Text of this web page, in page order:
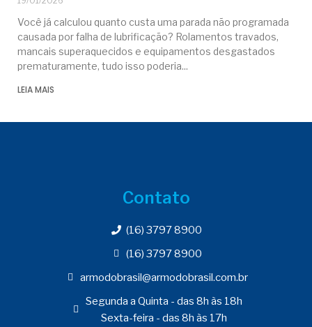
Você já calculou quanto custa uma parada não programada
causada por falha de lubrificação? Rolamentos travados,
mancais superaquecidos e equipamentos desgastados
prematuramente, tudo isso poderia
LEIA MAIS
Contato
(16) 3797 8900
(16) 3797 8900
armodobrasil@armodobrasil.com.br
Segunda a Quinta - das 8h às 18h
Sexta-feira - das 8h às 17h